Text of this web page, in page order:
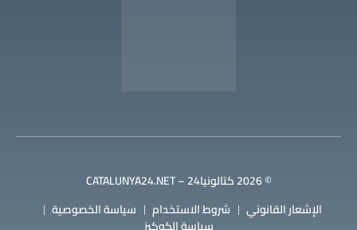
© 2026 كتالونيا24 – CATALUNYA24.NET
الإشعار القانوني
شروط الاستخدام
سياسة الخصوصية